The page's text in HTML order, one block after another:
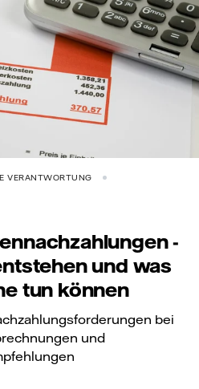
VERANTWORTUNG
-
und was
tun können
bei
und